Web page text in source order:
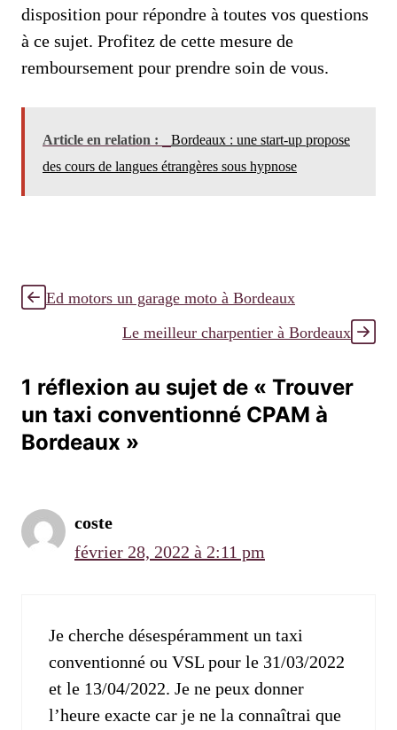
disposition pour répondre à toutes vos questions
à ce sujet. Profitez de cette mesure de
remboursement pour prendre soin de vous.
Article en relation :
Bordeaux : une start-up propose
des cours de langues étrangères sous hypnose
Ed motors un garage moto à Bordeaux
Le meilleur charpentier à Bordeaux
1 réflexion au sujet de « Trouver
un taxi conventionné CPAM à
Bordeaux »
coste
février 28, 2022 à 2:11 pm
Je cherche désespéramment un taxi
conventionné ou VSL pour le 31/03/2022
et le 13/04/2022. Je ne peux donner
l’heure exacte car je ne la connaîtrai que